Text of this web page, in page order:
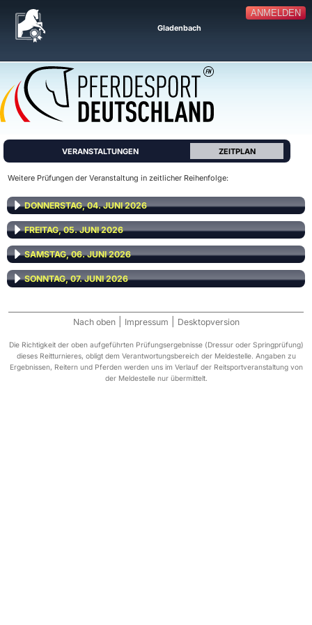
ANMELDEN
Gladenbach
VERANSTALTUNGEN ZEITPLAN
Weitere Prüfungen der Veranstaltung in zeitlicher Reihenfolge:
DONNERSTAG, 04. JUNI 2026
FREITAG, 05. JUNI 2026
SAMSTAG, 06. JUNI 2026
SONNTAG, 07. JUNI 2026
Nach oben Impressum Desktopversion
Die Richtigkeit der oben aufgeführten Prüfungsergebnisse (Dressur oder Springprüfung)
dieses Reitturnieres, obligt dem Verantwortungsbereich der Meldestelle. Angaben zu
Ergebnissen, Reitern und Pferden werden uns im Verlauf der Reitsportveranstaltung von
der Meldestelle nur übermittelt.